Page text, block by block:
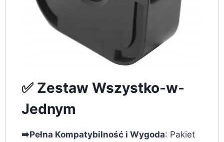
✅ Zestaw Wszystko-w-
Jednym
➡️Pełna Kompatybilność i Wygoda: Pakiet